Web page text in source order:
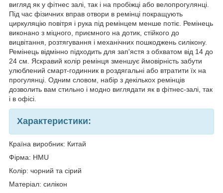
вигляд як у фітнес залі, так і на пробіжці або велопрогулянці.
Під час фізичних вправ отвори в ремінці покращують
циркуляцію повітря і рука під ремінцем менше потіє. Ремінець
виконано з міцного, приємного на дотик, стійкого до
вицвітання, розтягування і механічних пошкоджень силікону.
Ремінець відмінно підходить для зап'ястя з обхватом від 14 до
24 см. Яскравий колір ремінця зменшує ймовірність забути
улюблений смарт-годинник в роздягальні або втратити їх на
прогулянці. Одним словом, набір з декількох ремінців
дозволить вам стильно і модно виглядати як в фітнес-залі, так
і в офісі.
Характеристики:
Країна виробник: Китай
Фірма: HMU
Колір: чорний та сірий
Матеріал: силікон